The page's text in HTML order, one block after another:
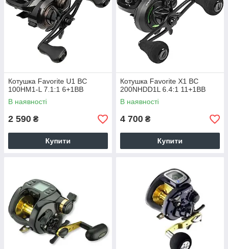
Котушка Favorite U1 BC
100HM1-L 7.1:1 6+1BB
В наявності
2 590 ₴
Купити
Котушка Favorite X1 BC
200NHDD1L 6.4:1 11+1BB
В наявності
4 700 ₴
Купити